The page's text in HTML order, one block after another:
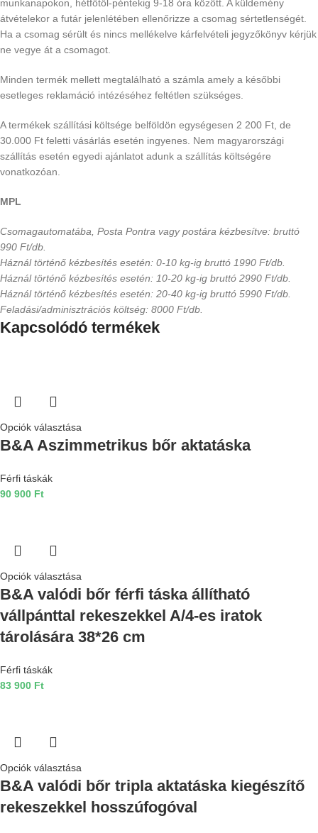
munkanapokon, hétfőtől-péntekig 9-18 óra között. A küldemény
átvételekor a futár jelenlétében ellenőrizze a csomag sértetlenségét.
Ha a csomag sérült és nincs mellékelve kárfelvételi jegyzőkönyv kérjük
ne vegye át a csomagot.
Minden termék mellett megtalálható a számla amely a későbbi
esetleges reklamáció intézéséhez feltétlen szükséges.
A termékek szállítási költsége belföldön egységesen 2 200 Ft, de
30.000 Ft feletti vásárlás esetén ingyenes. Nem magyarországi
szállítás esetén egyedi ajánlatot adunk a szállítás költségére
vonatkozóan.
MPL
Csomagautomatába, Posta Pontra vagy postára kézbesítve: bruttó
990 Ft/db.
Háznál történő kézbesítés esetén: 0-10 kg-ig bruttó 1990 Ft/db.
Háznál történő kézbesítés esetén: 10-20 kg-ig bruttó 2990 Ft/db.
Háznál történő kézbesítés esetén: 20-40 kg-ig bruttó 5990 Ft/db.
Feladási/adminisztrációs költség: 8000 Ft/db.
Kapcsolódó termékek
Opciók választása
B&A Aszimmetrikus bőr aktatáska
Férfi táskák
90 900 Ft
Opciók választása
B&A valódi bőr férfi táska állítható
vállpánttal rekeszekkel A/4-es iratok
tárolására 38*26 cm
Férfi táskák
83 900 Ft
Opciók választása
B&A valódi bőr tripla aktatáska kiegészítő
rekeszekkel hosszúfogóval